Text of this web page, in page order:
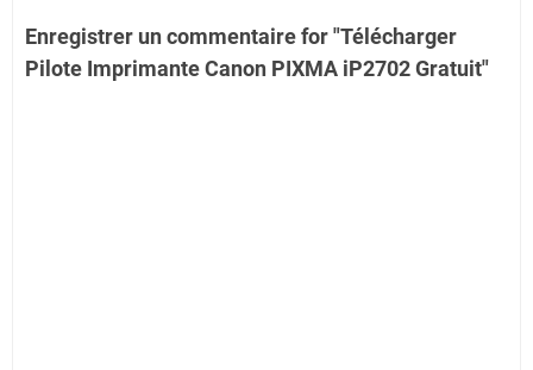
Enregistrer un commentaire for "Télécharger
Pilote Imprimante Canon PIXMA iP2702 Gratuit"